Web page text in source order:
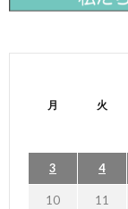
月 火
3 4
10 11